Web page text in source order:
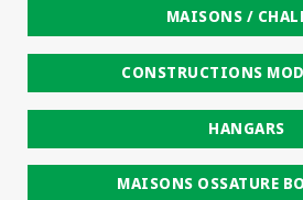
MAISONS /
CONSTRUCTIONS
HANGARS
MAISONS OSSATURE